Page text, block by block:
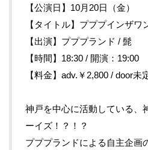
【公演日】10月20日（金）
【タイトル】プププインザワ
【出演】プププランド / 髭
【時間】18:30 / 開演：19:00
【料金】adv.￥2,800 / door未
神戸を中心に活動している、
ーイズ！？！？
プププランドによる自主企画